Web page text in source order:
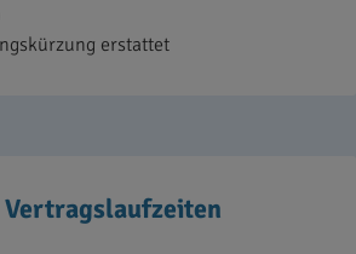
erstattet